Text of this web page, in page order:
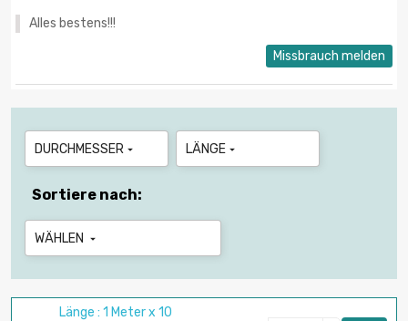
Alles bestens!!!
Missbrauch melden
DURCHMESSER  LÄNGE 
Sortiere nach:
WÄHLEN 
Länge : 1 Meter x 10